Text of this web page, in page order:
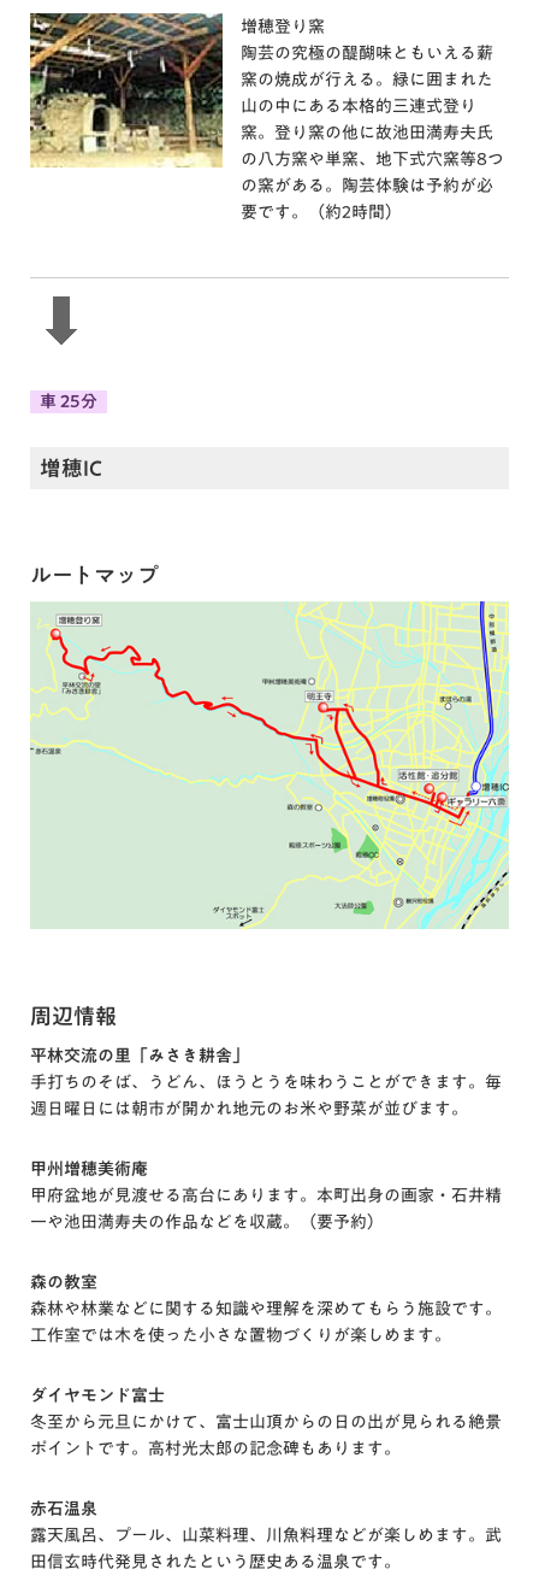
増穂登り窯
陶芸の究極の醍醐味ともいえる薪
窯の焼成が行える。緑に囲まれた
山の中にある本格的三連式登り
窯。登り窯の他に故池田満寿夫氏
の八方窯や単窯、地下式穴窯等8つ
の窯がある。陶芸体験は予約が必
要です。（約2時間）
車 25分
増穂IC
ルートマップ
周辺情報
平林交流の里「みさき耕舎」
手打ちのそば、うどん、ほうとうを味わうことができます。毎
週日曜日には朝市が開かれ地元のお米や野菜が並びます。
甲州増穂美術庵
甲府盆地が見渡せる高台にあります。本町出身の画家・石井精
一や池田満寿夫の作品などを収蔵。（要予約）
森の教室
森林や林業などに関する知識や理解を深めてもらう施設です。
工作室では木を使った小さな置物づくりが楽しめます。
ダイヤモンド富士
冬至から元旦にかけて、富士山頂からの日の出が見られる絶景
ポイントです。高村光太郎の記念碑もあります。
赤石温泉
露天風呂、プール、山菜料理、川魚料理などが楽しめます。武
田信玄時代発見されたという歴史ある温泉です。